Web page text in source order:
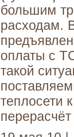
большим
расходам.
оплаты с
такой
теплосети